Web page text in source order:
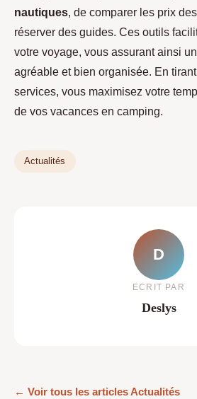
nautiques, de comparer les prix
réserver des guides. Ces outils
votre voyage, vous assurant ainsi
agréable et bien organisée. En
services, vous maximisez votre
de vos vacances en camping.
Actualités
D
ECRIT PAR
Deslys
← Voir tous les articles Actualités